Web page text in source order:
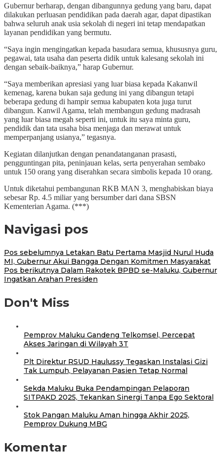
Gubernur berharap, dengan dibangunnya gedung yang baru, dapat
dilakukan perluasan pendidikan pada daerah agar, dapat dipastikan
bahwa seluruh anak usia sekolah di negeri ini tetap mendapatkan
layanan pendidikan yang bermutu.
“Saya ingin mengingatkan kepada basudara semua, khususnya guru,
pegawai, tata usaha dan peserta didik untuk kalesang sekolah ini
dengan sebaik-baiknya,” harap Gubernur.
“Saya memberikan apresiasi yang luar biasa kepada Kakanwil
kemenag, karena bukan saja gedung ini yang dibangun tetapi
beberapa gedung di hampir semua kabupaten kota juga turut
dibangun. Kanwil Agama, telah membangun gedung madrasah
yang luar biasa megah seperti ini, untuk itu saya minta guru,
pendidik dan tata usaha bisa menjaga dan merawat untuk
memperpanjang usianya,” tegasnya.
Kegiatan dilanjutkan dengan penandatanganan prasasti,
pengguntingan pita, peninjauan kelas, serta penyerahan sembako
untuk 150 orang yang diserahkan secara simbolis kepada 10 orang.
Untuk diketahui pembangunan RKB MAN 3, menghabiskan biaya
sebesar Rp. 4.5 miliar yang bersumber dari dana SBSN
Kementerian Agama. (***)
Navigasi pos
Pos sebelumnya Letakan Batu Pertama Masjid Nurul Huda
MI, Gubernur Akui Bangga Dengan Komitmen Masyarakat
Pos berikutnya Dalam Rakotek BPBD se-Maluku, Gubernur
Ingatkan Arahan Presiden
Don't Miss
Pemprov Maluku Gandeng Telkomsel, Percepat
Akses Jaringan di Wilayah 3T
Plt Direktur RSUD Haulussy Tegaskan Instalasi Gizi
Tak Lumpuh, Pelayanan Pasien Tetap Normal
Sekda Maluku Buka Pendampingan Pelaporan
SITPAKD 2025, Tekankan Sinergi Tanpa Ego Sektoral
Stok Pangan Maluku Aman hingga Akhir 2025,
Pemprov Dukung MBG
Komentar